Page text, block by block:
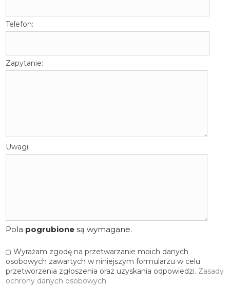
Telefon:
Zapytanie:
Uwagi:
Pola pogrubione są wymagane.
Wyrażam zgodę na przetwarzanie moich danych
osobowych zawartych w niniejszym formularzu w celu
przetworzenia zgłoszenia oraz uzyskania odpowiedzi. Zasady
ochrony danych osobowych